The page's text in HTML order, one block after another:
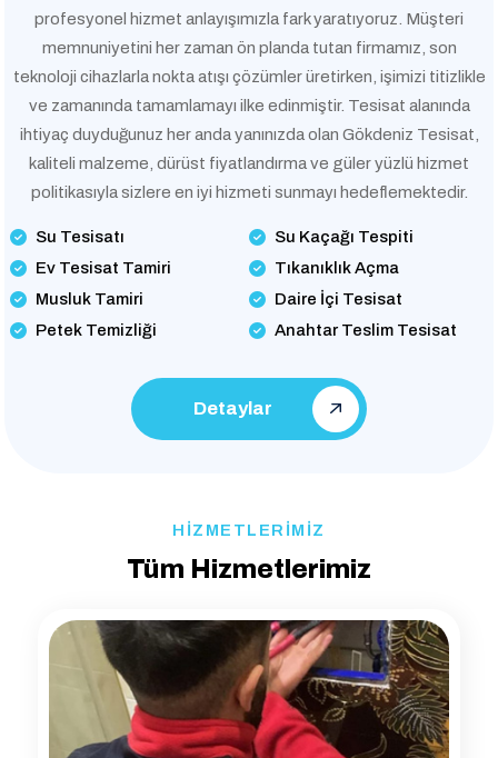
profesyonel hizmet anlayışımızla fark yaratıyoruz. Müşteri
memnuniyetini her zaman ön planda tutan firmamız, son
teknoloji cihazlarla nokta atışı çözümler üretirken, işimizi titizlikle
ve zamanında tamamlamayı ilke edinmiştir. Tesisat alanında
ihtiyaç duyduğunuz her anda yanınızda olan Gökdeniz Tesisat,
kaliteli malzeme, dürüst fiyatlandırma ve güler yüzlü hizmet
politikasıyla sizlere en iyi hizmeti sunmayı hedeflemektedir.
Su Tesisatı
Su Kaçağı Tespiti
Ev Tesisat Tamiri
Tıkanıklık Açma
Musluk Tamiri
Daire İçi Tesisat
Petek Temizliği
Anahtar Teslim Tesisat
Detaylar
HİZMETLERİMİZ
Tüm Hizmetlerimiz